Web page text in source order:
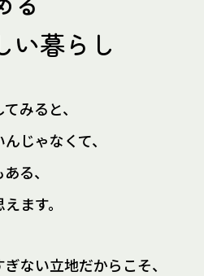
い暮らし
みると、
じゃなくて、
る、
ます。
ない立地だからこそ、